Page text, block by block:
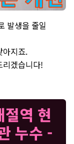
발생을 줄일
아지죠.
리겠습니다!
역 현
누수 -